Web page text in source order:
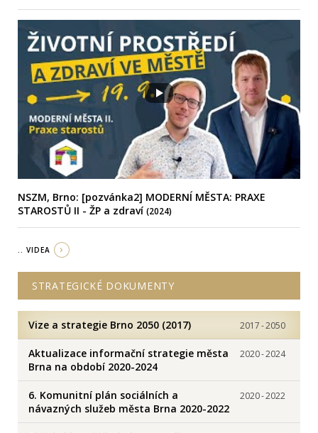
NSZM, Brno: [pozvánka2] MODERNÍ MĚSTA: PRAXE
STAROSTŮ II - ŽP a zdraví (2024)
.. VIDEA
STRATEGICKÉ DOKUMENTY
Vize a strategie Brno 2050 (2017) 2017-2050
Aktualizace informační strategie města
Brna na období 2020-2024
2020-2024
6. Komunitní plán sociálních a
návazných služeb města Brna 2020-2022
2020-2022